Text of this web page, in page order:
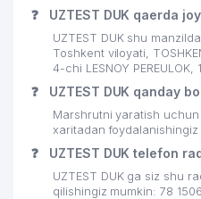
❓ UZTEST DUK qaerda
UZTEST DUK shu
Toshkent viloyati,
4-chi LESNOY PEREULOK,
❓ UZTEST DUK qanday
Marshrutni yaratish
xaritadan foydalanishingiz
❓ UZTEST DUK telefon
UZTEST DUK ga siz shu
qilishingiz mumkin: 78